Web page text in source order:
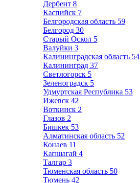
Дербент 8
Каспийск 7
Белгородская область 59
Белгород 30
Старый Оскол 5
Валуйки 3
Калининградская область 54
Калининград 37
Светлогорск 5
Зеленоградск 5
Удмуртская Республика 53
Ижевск 42
Воткинск 2
Глазов 2
Бишкек 53
Алматинская область 52
Конаев 11
Капшагай 4
Талгар 3
Тюменская область 50
Тюмень 42